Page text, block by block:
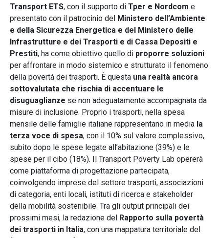
Transport ETS, con il supporto di Tper e Nordcom e
presentato con il patrocinio del Ministero dell’Ambiente
e della Sicurezza Energetica e del Ministero delle
Infrastrutture e dei Trasporti e di Cassa Depositi e
Prestiti, ha come obiettivo quello di proporre soluzioni
per affrontare in modo sistemico e strutturato il fenomeno
della povertà dei trasporti. È questa una realtà ancora
sottovalutata che rischia di accentuare le
disuguaglianze se non adeguatamente accompagnata da
misure di inclusione. Proprio i trasporti, nella spesa
mensile delle famiglie italiane rappresentano in media la
terza voce di spesa, con il 10% sul valore complessivo,
subito dopo le spese legate all’abitazione (39%) e le
spese per il cibo (18%). Il Transport Poverty Lab opererà
come piattaforma di progettazione partecipata,
coinvolgendo imprese del settore trasporti, associazioni
di categoria, enti locali, istituti di ricerca e stakeholder
della mobilità sostenibile. Tra gli output principali dei
prossimi mesi, la redazione del Rapporto sulla povertà
dei trasporti in Italia, con una mappatura territoriale del